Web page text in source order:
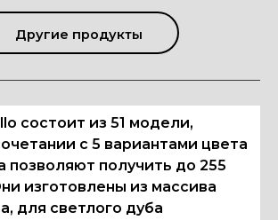
Другие продукты
состоит из 51 модели,
с 5 вариантами цвета
позволяют получить до 255
изготовлены из массива
для светлого дуба